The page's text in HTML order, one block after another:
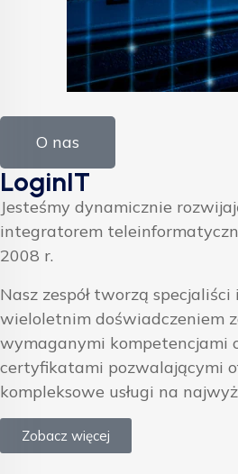
O nas
LoginIT
Jesteśmy dynamicznie
integratorem
2008 r.
Nasz zespół tworzą
wieloletnim doświadczeniem
wymaganymi kompetencjami
certyfikatami pozwalającymi
kompleksowe usługi na
Zobacz więcej